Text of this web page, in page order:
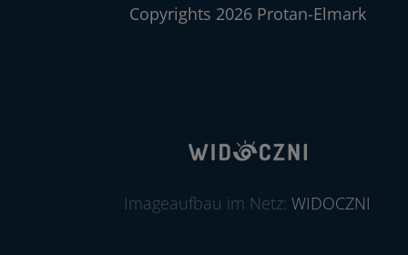
Copyrights 2026 Protan-Elmark
Imageaufbau im Netz: WIDOCZNI